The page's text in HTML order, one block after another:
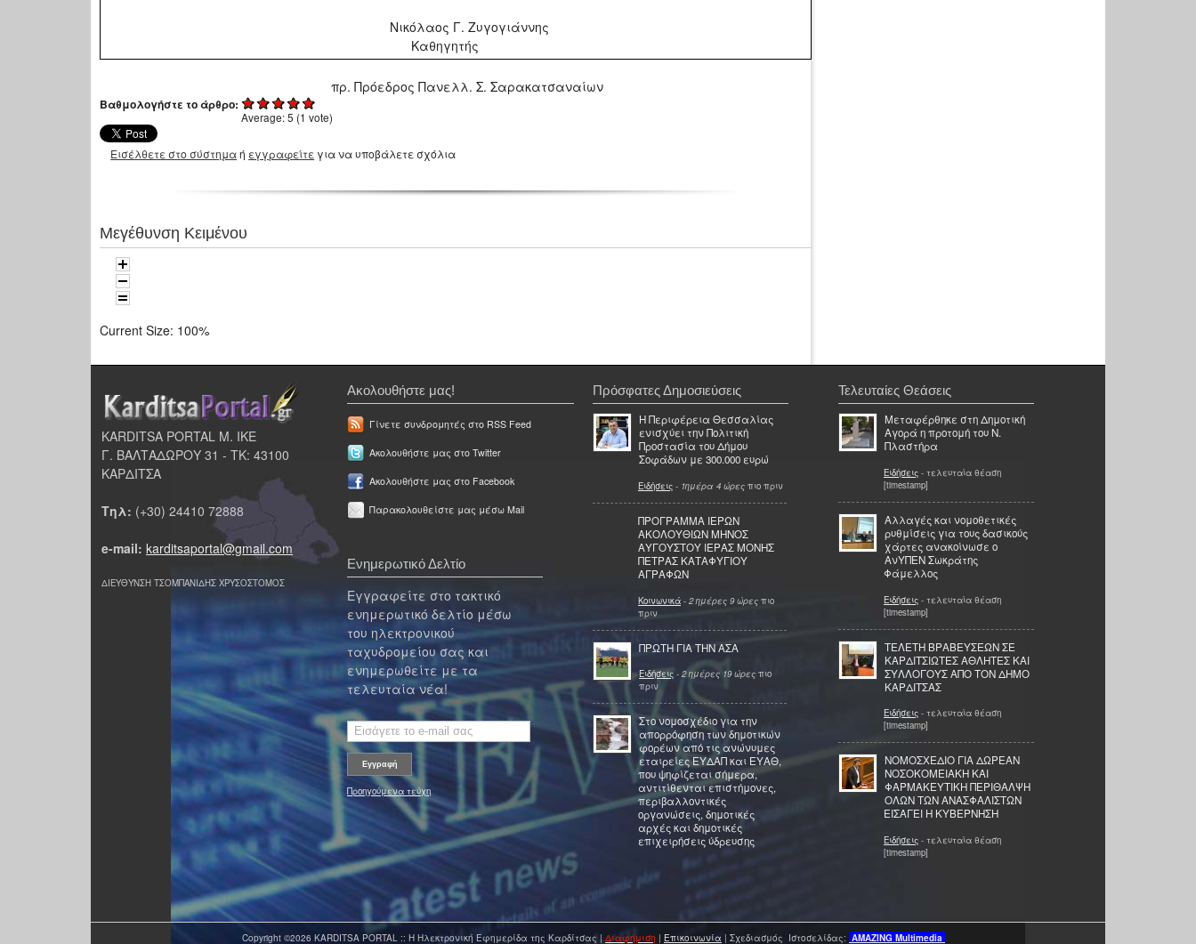
Νικόλαος Γ. Ζυγογιάννης
Καθηγητής
πρ. Πρόεδρος Πανελλ. Σ. Σαρακατσαναίων
Βαθμολογήστε το άρθρο:
Average:5 (1 vote)
Εισέλθετε στο σύστημαή εγγραφείτε για να υποβάλετε σχόλια
Μεγέθυνση Κειμένου
Current Size: 100%
KARDITSA PORTAL Μ. ΙΚΕ
Γ. ΒΑΛΤΑΔΩΡΟΥ 31 - ΤΚ: 43100
ΚΑΡΔΙΤΣΑ
Τηλ: (+30) 24410 72888
e-mail: karditsaportal@gmail.com
ΔΙΕΥΘΥΝΣΗ ΤΣΟΜΠΑΝΙΔΗΣ ΧΡΥΣΟΣΤΟΜΟΣ
Ακολουθήστε μας!
Γίνετε συνδρομητές στο RSS Feed
Ακολουθήστε μας στο Twitter
Ακολουθήστε μας στο Facebook
Παρακολουθείστε μας μέσω Mail
Ενημερωτικό Δελτίο
Εγγραφείτε στο τακτικό
ενημερωτικό δελτίο μέσω
του ηλεκτρονικού
ταχυδρομείου σας και
ενημερωθείτε με τα
τελευταία νέα!
Προηγούμενα τεύχη
Πρόσφατες Δημοσιεύσεις
Η Περιφέρεια Θεσσαλίας
ενισχύει την Πολιτική
Προστασία του Δήμου
Σοφάδων με 300.000 ευρώ
Ειδήσεις - 1ημέρα 4 ώρες πιο πριν
ΠΡΟΓΡΑΜΜΑ ΙΕΡΩΝ
ΑΚΟΛΟΥΘΙΩΝ ΜΗΝΟΣ
ΑΥΓΟΥΣΤΟΥ ΙΕΡΑΣ ΜΟΝΗΣ
ΠΕΤΡΑΣ ΚΑΤΑΦΥΓΙΟΥ
ΑΓΡΑΦΩΝ
Κοινωνικά - 2 ημέρες 9 ώρες πιο
πριν
ΠΡΩΤΗ ΓΙΑ ΤΗΝ ΑΣΑ
Ειδήσεις - 2 ημέρες 19 ώρες πιο
πριν
Στο νομοσχέδιο για την
απορρόφηση των δημοτικών
φορέων από τις ανώνυμες
εταιρείες ΕΥΔΑΠ και ΕΥΑΘ,
που ψηφίζεται σήμερα,
αντιτίθενται επιστήμονες,
περιβαλλοντικές
οργανώσεις, δημοτικές
αρχές και δημοτικές
επιχειρήσεις ύδρευσης
Τελευταίες Θεάσεις
Μεταφέρθηκε στη Δημοτική
Αγορά η προτομή του Ν.
Πλαστήρα
Ειδήσεις - τελευταία θέαση
[timestamp]
Αλλαγές και νομοθετικές
ρυθμίσεις για τους δασικούς
χάρτες ανακοίνωσε ο
ΑνΥΠΕΝ Σωκράτης
Φάμελλος
Ειδήσεις - τελευταία θέαση
[timestamp]
ΤΕΛΕΤΗ ΒΡΑΒΕΥΣΕΩΝ ΣΕ
ΚΑΡΔΙΤΣΙΩΤΕΣ ΑΘΛΗΤΕΣ ΚΑΙ
ΣΥΛΛΟΓΟΥΣ ΑΠΟ ΤΟΝ ΔΗΜΟ
ΚΑΡΔΙΤΣΑΣ
Ειδήσεις - τελευταία θέαση
[timestamp]
ΝΟΜΟΣΧΕΔΙΟ ΓΙΑ ΔΩΡΕΑΝ
ΝΟΣΟΚΟΜΕΙΑΚΗ ΚΑΙ
ΦΑΡΜΑΚΕΥΤΙΚΗ ΠΕΡΙΘΑΛΨΗ
ΟΛΩΝ ΤΩΝ ΑΝΑΣΦΑΛΙΣΤΩΝ
ΕΙΣΑΓΕΙ Η ΚΥΒΕΡΝΗΣΗ
Ειδήσεις - τελευταία θέαση
[timestamp]
Copyright ©2026 KARDITSA PORTAL :: Η Ηλεκτρονική Εφημερίδα της Καρδίτσας | Διαφήμιση | Επικοινωνία | Σχεδιασμός Ιστοσελίδας: AMAZING Multimedia